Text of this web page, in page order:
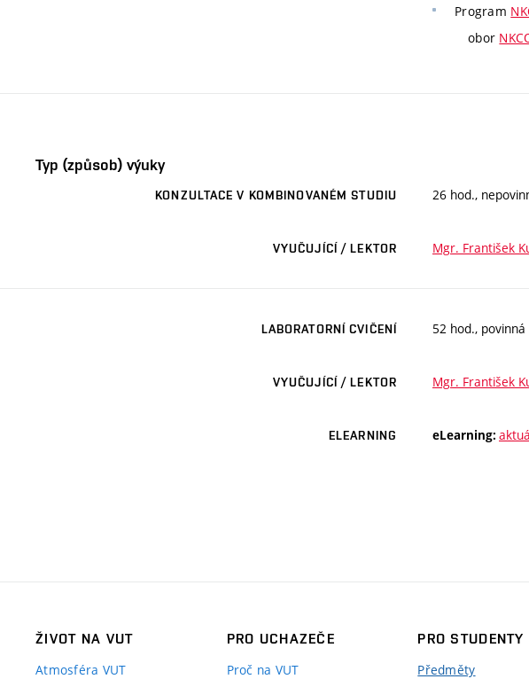
Program
obor
Typ (způsob) výuky
KONZULTACE V KOMBINOVANÉM STUDIU 26 hod.,
VYUČUJÍCÍ / LEKTOR Mgr. František
LABORATORNÍ CVIČENÍ 52 hod., povinná
VYUČUJÍCÍ / LEKTOR Mgr. František
ELEARNING eLearning:
ŽIVOT NA VUT
Atmosféra VUT
PRO UCHAZEČE
Proč na VUT
PRO STUDENTY
Předměty